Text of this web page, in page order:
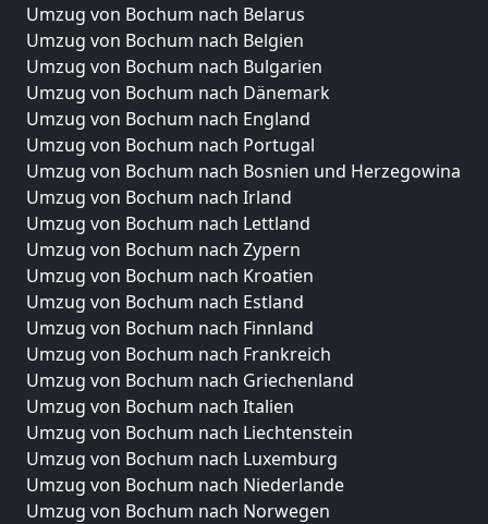
Umzug von Bochum nach Belarus
Umzug von Bochum nach Belgien
Umzug von Bochum nach Bulgarien
Umzug von Bochum nach Dänemark
Umzug von Bochum nach England
Umzug von Bochum nach Portugal
Umzug von Bochum nach Bosnien und Herzegowina
Umzug von Bochum nach Irland
Umzug von Bochum nach Lettland
Umzug von Bochum nach Zypern
Umzug von Bochum nach Kroatien
Umzug von Bochum nach Estland
Umzug von Bochum nach Finnland
Umzug von Bochum nach Frankreich
Umzug von Bochum nach Griechenland
Umzug von Bochum nach Italien
Umzug von Bochum nach Liechtenstein
Umzug von Bochum nach Luxemburg
Umzug von Bochum nach Niederlande
Umzug von Bochum nach Norwegen